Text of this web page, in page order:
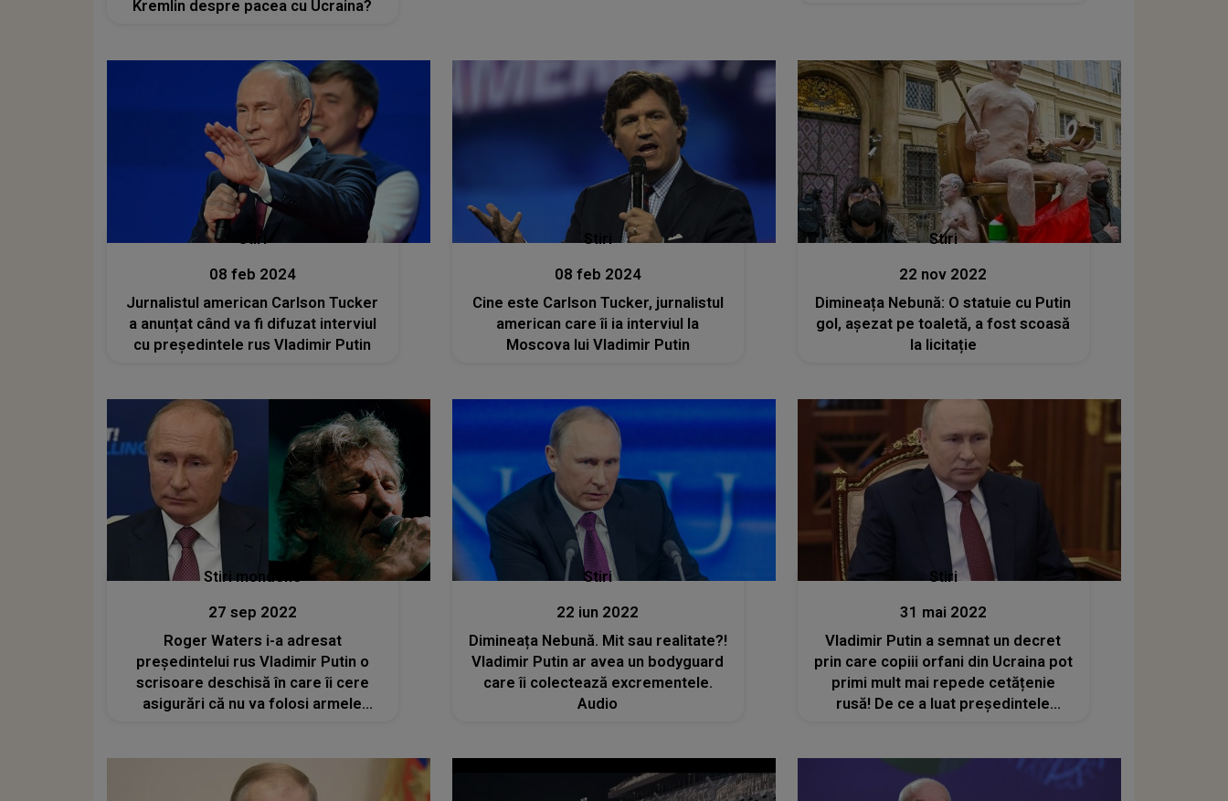
Kremlin despre pacea cu Ucraina?
08 feb 2024
Jurnalistul american Carlson Tucker
a anunțat când va fi difuzat interviul
cu preşedintele rus Vladimir Putin
Stiri
08 feb 2024
Cine este Carlson Tucker, jurnalistul
american care îi ia interviul la
Moscova lui Vladimir Putin
Stiri
22 nov 2022
Dimineața Nebună: O statuie cu Putin
gol, așezat pe toaletă, a fost scoasă
la licitație
Stiri mondene
27 sep 2022
Roger Waters i-a adresat
președintelui rus Vladimir Putin o
scrisoare deschisă în care îi cere
asigurări că nu va folosi armele
Stiri
22 iun 2022
Dimineața Nebună. Mit sau realitate?!
Vladimir Putin ar avea un bodyguard
care îi colectează excrementele.
Audio
Stiri
31 mai 2022
Vladimir Putin a semnat un decret
prin care copiii orfani din Ucraina pot
primi mult mai repede cetățenie
rusă! De ce a luat președintele